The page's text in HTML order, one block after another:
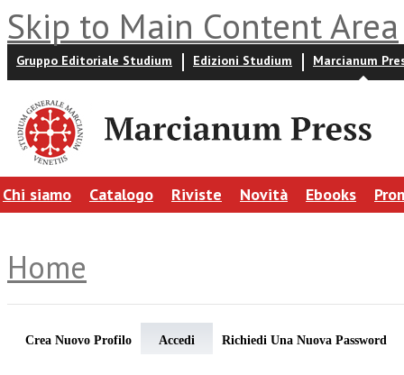
Skip to Main Content Area
Gruppo Editoriale Studium Edizioni Studium Marcianum
Chi siamo Catalogo Riviste Novità Ebooks
Home
Crea Nuovo Profilo Accedi Richiedi Una Nuova Password